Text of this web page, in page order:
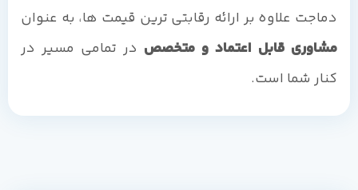
دماجت علاوه بر ارائه رقابتی ترین قیمت ها، به عنوان
مشاوری قابل اعتماد و متخصص در تمامی مسیر در
کنار شما است.